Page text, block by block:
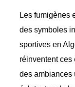
Les fumigènes
des symboles
sportives en
réinventent ces
des ambiances